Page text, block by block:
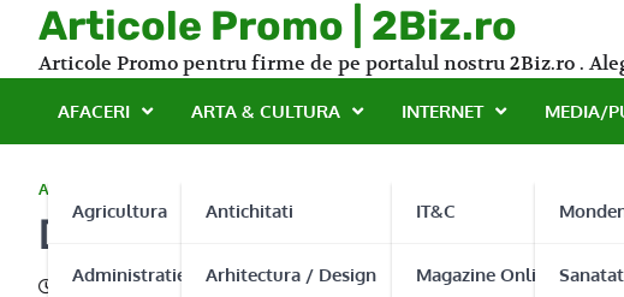
content
Articole Promo | 2Biz.ro
Articole Promo pentru firme de pe portalul nostru 2Biz.ro .
AFACERI
Agricultura
Administratie Publica
ARTA & CULTURA
Antichitati
Arhitectura / Design
INTERNET
IT&C
Magazine Online
MEDIA/
AUTO & MOTO
Divers Auto Parts – Toata
04/02/2014